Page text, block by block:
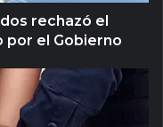
rechazó el
por el Gobierno